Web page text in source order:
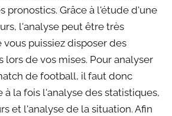
pronostics. Grâce à l'étude d'une
l'analyse peut être très
puissiez disposer des
lors de vos mises. Pour analyser
de football, il faut donc
la fois l'analyse des statistiques,
et l'analyse de la situation. Afin